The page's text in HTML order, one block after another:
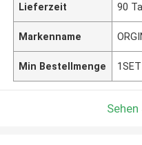
Lieferzeit 90
Markenname
Min Bestellmenge 1SET